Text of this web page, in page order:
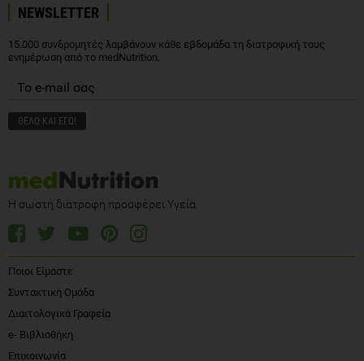
NEWSLETTER
15.000 συνδρομητές λαμβάνουν κάθε εβδομάδα τη διατροφική τους
ενημέρωση από το medNutrition.
Η σωστή διατροφή προσφέρει Υγεία
Ποιοι Είμαστε
Συντακτική Ομάδα
Διαιτολογικά Γραφεία
e- Βιβλιοθήκη
Επικοινωνία